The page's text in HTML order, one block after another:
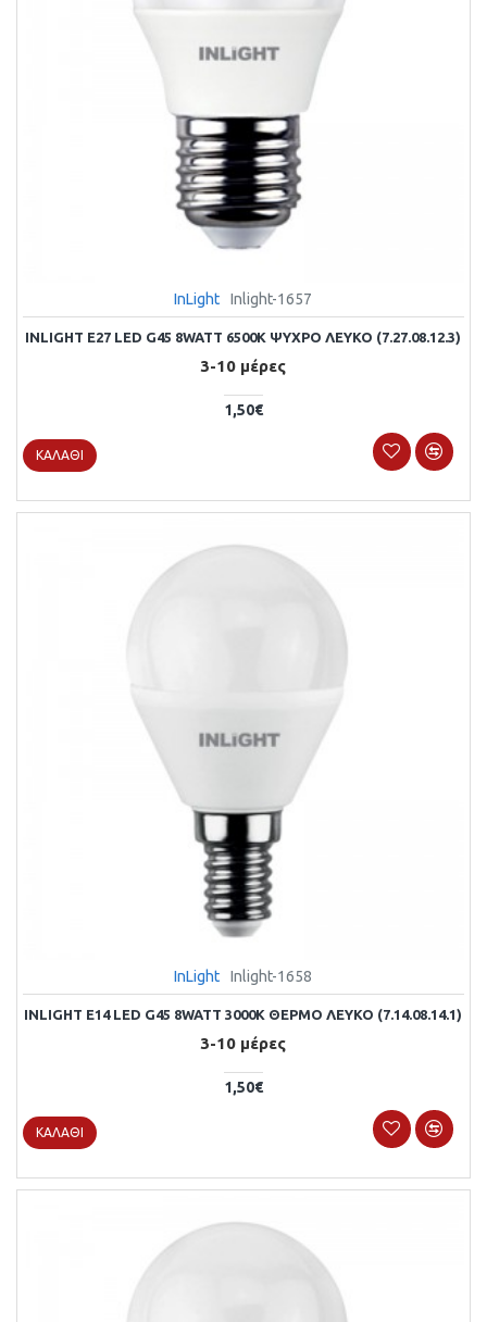
InLight Inlight-1657
INLIGHT E27 LED G45 8WATT 6500K ΨΥΧΡΌ ΛΕΥΚΌ (7.27.08.12.3)
3-10 μέρες
1,50€
ΚΑΛΆΘΙ
InLight Inlight-1658
INLIGHT E14 LED G45 8WATT 3000K ΘΕΡΜΌ ΛΕΥΚΌ (7.14.08.14.1)
3-10 μέρες
1,50€
ΚΑΛΆΘΙ